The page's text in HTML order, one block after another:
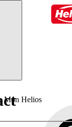
Mon Helios